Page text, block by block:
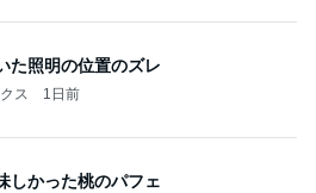
た照明の位置のズレ
ス 1日前
しかった桃のパフェ